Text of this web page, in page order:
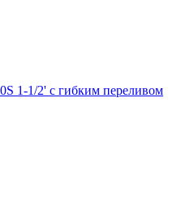
1-1/2' с гибким переливом